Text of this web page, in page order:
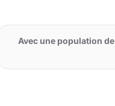
Avec une population de